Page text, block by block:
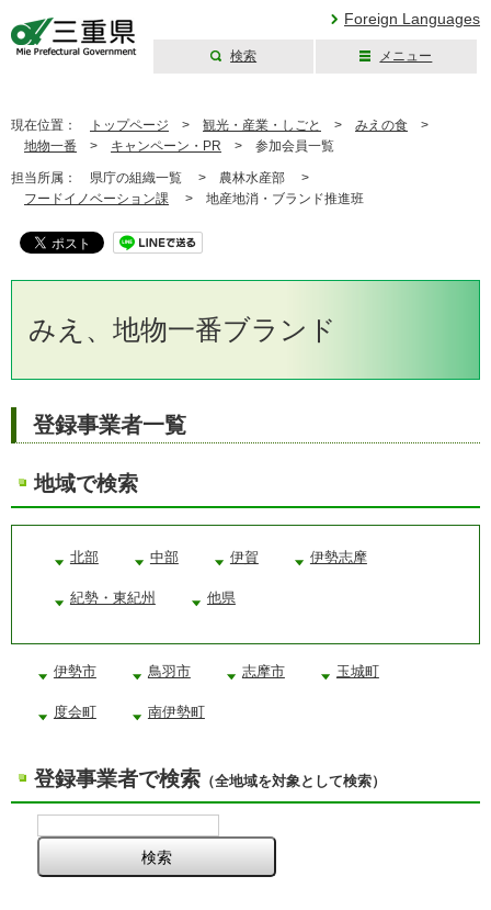
Foreign Languages
検索 メニュー
現在位置： トップページ > 観光・産業・しごと > みえの食 >
地物一番 > キャンペーン・PR > 参加会員一覧
担当所属： 県庁の組織一覧 > 農林水産部 >
フードイノベーション課 > 地産地消・ブランド推進班
みえ、地物一番ブランド
登録事業者一覧
地域で検索
北部 中部 伊賀 伊勢志摩
紀勢・東紀州 他県
伊勢市 鳥羽市 志摩市 玉城町
度会町 南伊勢町
登録事業者で検索 （全地域を対象として検索）